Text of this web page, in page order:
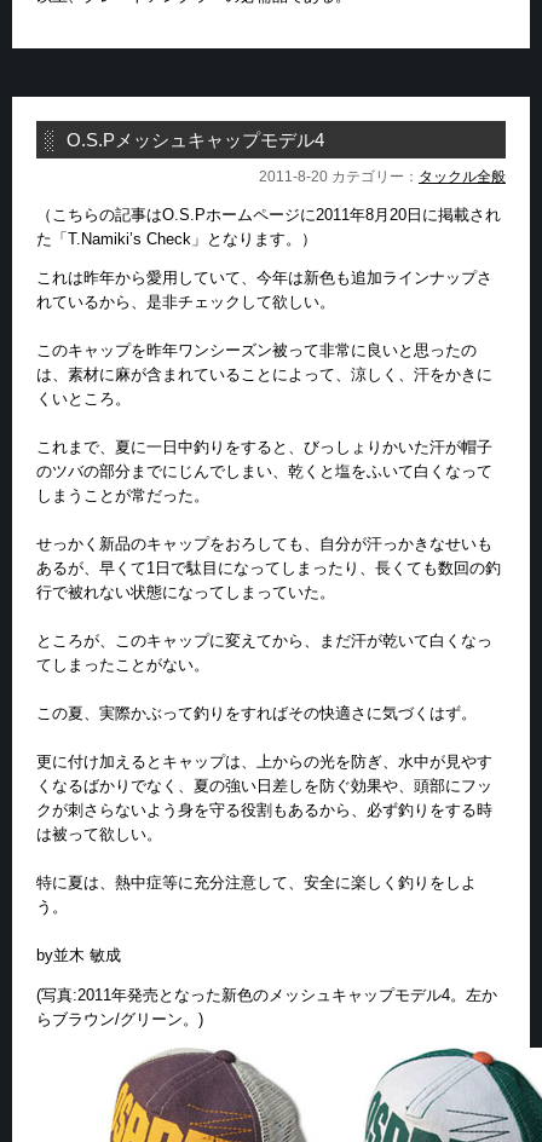
O.S.Pメッシュキャップモデル4
2011-8-20 カテゴリー： タックル全般
（こちらの記事はO.S.Pホームページに2011年8月20日に掲載され
た「T.Namiki’s Check」となります。）
これは昨年から愛用していて、今年は新色も追加ラインナップさ
れているから、是非チェックして欲しい。
このキャップを昨年ワンシーズン被って非常に良いと思ったの
は、素材に麻が含まれていることによって、涼しく、汗をかきに
くいところ。
これまで、夏に一日中釣りをすると、びっしょりかいた汗が帽子
のツバの部分までにじんでしまい、乾くと塩をふいて白くなって
しまうことが常だった。
せっかく新品のキャップをおろしても、自分が汗っかきなせいも
あるが、早くて1日で駄目になってしまったり、長くても数回の釣
行で被れない状態になってしまっていた。
ところが、このキャップに変えてから、まだ汗が乾いて白くなっ
てしまったことがない。
この夏、実際かぶって釣りをすればその快適さに気づくはず。
更に付け加えるとキャップは、上からの光を防ぎ、水中が見やす
くなるばかりでなく、夏の強い日差しを防ぐ効果や、頭部にフッ
クが刺さらないよう身を守る役割もあるから、必ず釣りをする時
は被って欲しい。
特に夏は、熱中症等に充分注意して、安全に楽しく釣りをしよ
う。
by並木 敏成
(写真:2011年発売となった新色のメッシュキャップモデル4。左か
らブラウン/グリーン。)